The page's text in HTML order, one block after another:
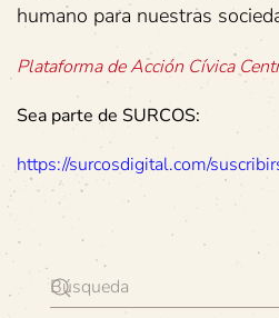
humano para nuestras
Plataforma de Acción Cívica
Sea parte de SURCOS:
https://surcosdigital.com/